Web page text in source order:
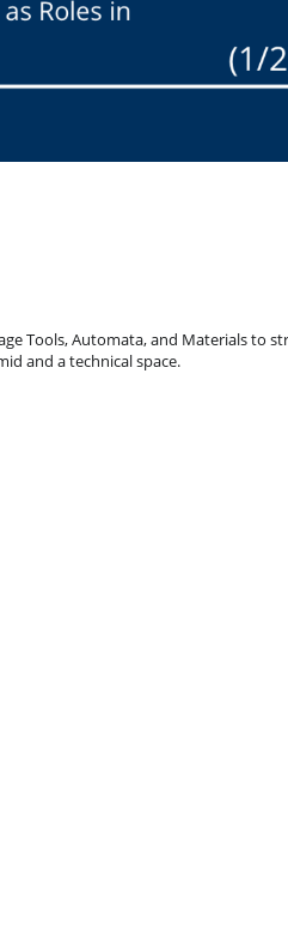
Tools, Automata, and Materials to
and a technical space.